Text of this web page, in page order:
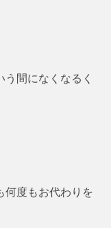
間になくなるく
何度もお代わりを